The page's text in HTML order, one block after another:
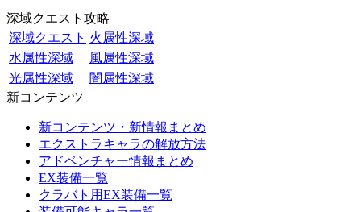
深域クエスト攻略
深域クエスト 火属性深域
水属性深域
風属性深域
光属性深域
闇属性深域
新コンテンツ
新コンテンツ・新情報まとめ
エクストラキャラの解放方法
アドベンチャー情報まとめ
EX装備一覧
クラバト用EX装備一覧